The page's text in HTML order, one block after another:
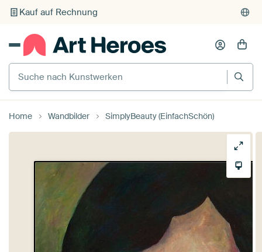
Individueller Druck auf Bestellung
Suche nach Kunstwerken
Home Wandbilder SimplyBeauty (EinfachSchön)